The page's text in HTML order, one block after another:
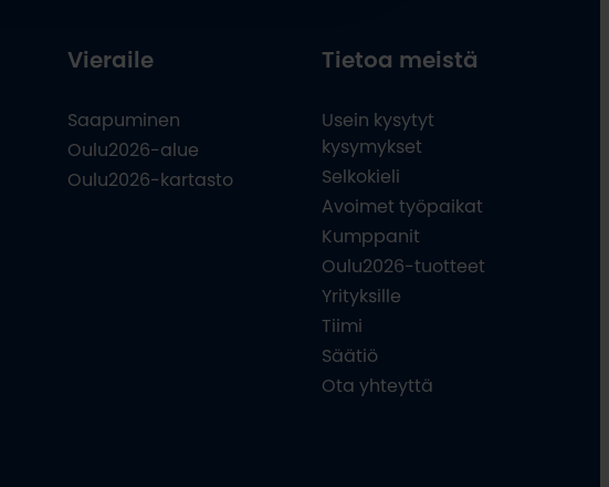
Vieraile
Saapuminen
Oulu2026-alue
Oulu2026-kartasto
Tietoa meistä
Usein kysytyt
kysymykset
Selkokieli
Avoimet työpaikat
Kumppanit
Oulu2026-tuotteet
Yrityksille
Tiimi
Säätiö
Ota yhteyttä